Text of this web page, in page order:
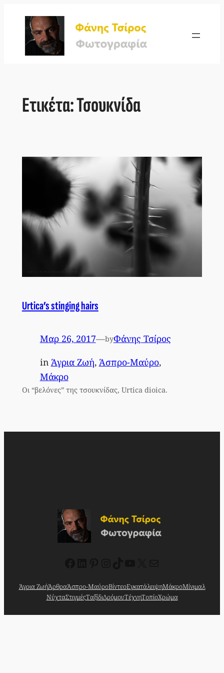
περιεχόμενο
Ετικέτα:Τσουκνίδα
Urtica’s stinging hairs
Μαρ 26, 2017—byΦάνης Τσίρος
in Άγρια Ζωή, Άσπρο-Μαύρο,
Μάκρο
Οι “βελόνες” της τσουκνίδας, Urtica dioica.
Άγρια ΖωήΆρθραΆσπρο-ΜαύροΒίντεοΕγκατάλειψηΜάκροΜίνιμαλ
ΝύχταΣτιγμέςΤαξίδιΔρόμουΤέχνηΤοπίοΧρώμα